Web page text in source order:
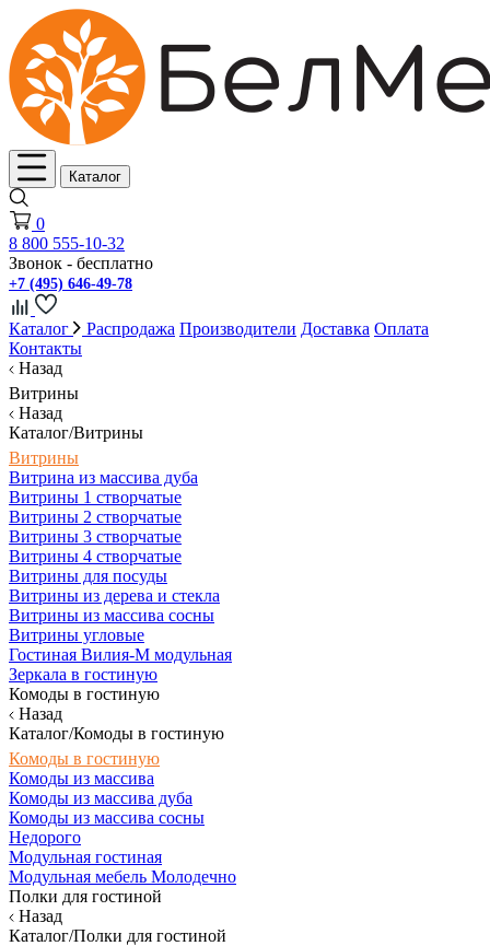
Каталог
0
8 800 555-10-32
Звонок - бесплатно
+7 (495) 646-49-78
Каталог Распродажа Производители Доставка Оплата
Контакты
Назад
Витрины
Назад
Каталог/Витрины
Витрины
Витрина из массива дуба
Витрины 1 створчатые
Витрины 2 створчатые
Витрины 3 створчатые
Витрины 4 створчатые
Витрины для посуды
Витрины из дерева и стекла
Витрины из массива сосны
Витрины угловые
Гостиная Вилия-М модульная
Зеркала в гостиную
Комоды в гостиную
Назад
Каталог/Комоды в гостиную
Комоды в гостиную
Комоды из массива
Комоды из массива дуба
Комоды из массива сосны
Недорого
Модульная гостиная
Модульная мебель Молодечно
Полки для гостиной
Назад
Каталог/Полки для гостиной